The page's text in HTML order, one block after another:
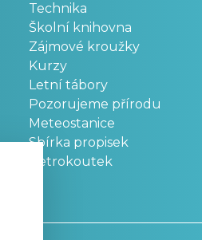
Technika
Školní knihovna
Zájmové kroužky
Kurzy
Letní tábory
Pozorujeme přírodu
Meteostanice
Sbírka propisek
Retrokoutek